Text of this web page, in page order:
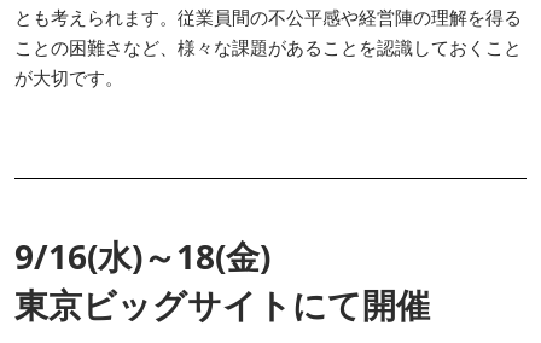
とも考えられます。従業員間の不公平感や経営陣の理解を得る
ことの困難さなど、様々な課題があることを認識しておくこと
が大切です。
9/16(水)～18(金)
東京ビッグサイトにて開催